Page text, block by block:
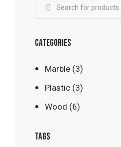
CATEGORIES
Marble (3)
Plastic (3)
Wood (6)
TAGS